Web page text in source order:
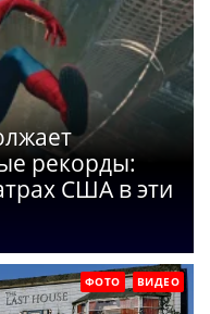
рекорды:
США в эти
ФОТО ВИДЕО